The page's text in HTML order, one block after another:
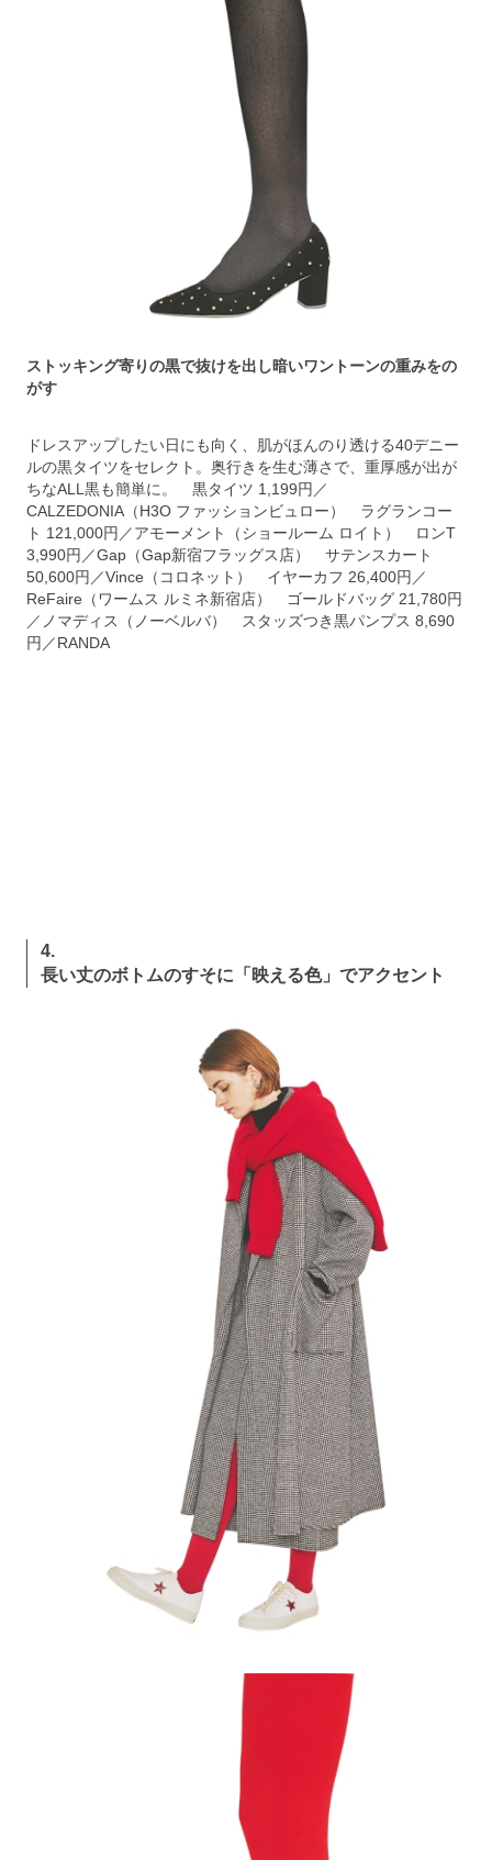
ストッキング寄りの黒で抜けを出し暗いワントーンの重みをの
がす
ドレスアップしたい日にも向く、肌がほんのり透ける40デニー
ルの黒タイツをセレクト。奥行きを生む薄さで、重厚感が出が
ちなALL黒も簡単に。 黒タイツ 1,199円／
CALZEDONIA（H3O ファッションビュロー） ラグランコー
ト 121,000円／アモーメント（ショールーム ロイト） ロンT
3,990円／Gap（Gap新宿フラッグス店） サテンスカート
50,600円／Vince（コロネット） イヤーカフ 26,400円／
ReFaire（ワームス ルミネ新宿店） ゴールドバッグ 21,780円
／ノマディス（ノーベルバ） スタッズつき黒パンプス 8,690
円／RANDA
4.
長い丈のボトムのすそに「映える色」でアクセント